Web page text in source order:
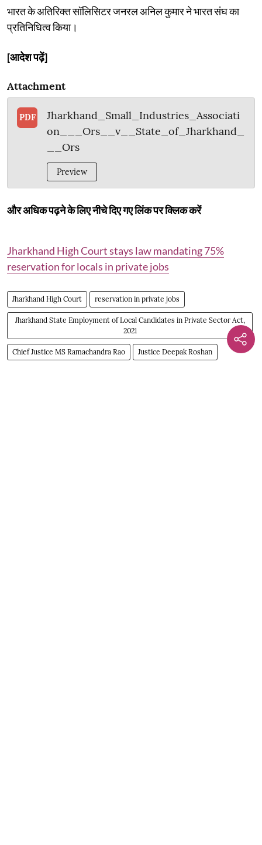
भारत के अतिरिक्त सॉलिसिटर जनरल अनिल कुमार ने भारत संघ का
प्रतिनिधित्व किया।
[आदेश पढ़ें]
Attachment
PDF
Jharkhand_Small_Industries_Associati
on___Ors__v__State_of_Jharkhand_
__Ors
Preview
और अधिक पढ़ने के लिए नीचे दिए गए लिंक पर क्लिक करें
Jharkhand High Court stays law mandating 75%
reservation for locals in private jobs
Jharkhand High Court reservation in private jobs
Jharkhand State Employment of Local Candidates in Private Sector Act,
2021
Chief Justice MS Ramachandra Rao Justice Deepak Roshan